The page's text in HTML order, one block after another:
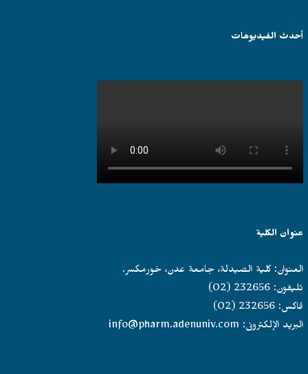
أحدث الفيديوهات
عنوان الكلية
العنوان: كلية الصيدلة، جامعة عدن، خورمكسر.
تليفون: 232656 (02)
فاكس: 232656 (02)
البريد الإلكترونى: info@pharm.adenuniv.com